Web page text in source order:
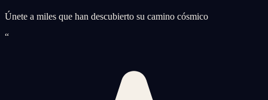
Únete a miles que han descubierto su camino cósmico
“